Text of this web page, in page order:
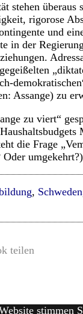
überaus
rigorose
und
in der
Assange) zu
zu viert“
die Frage
, Schweden
teilen
stimmen